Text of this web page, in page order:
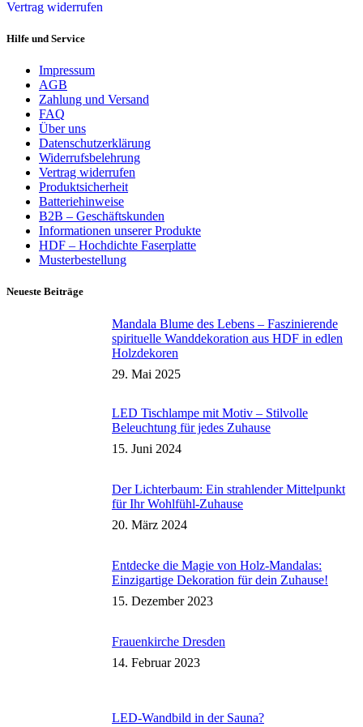
Vertrag widerrufen
Hilfe und Service
Impressum
AGB
Zahlung und Versand
FAQ
Über uns
Datenschutzerklärung
Widerrufsbelehrung
Vertrag widerrufen
Produktsicherheit
Batteriehinweise
B2B – Geschäftskunden
Informationen unserer Produkte
HDF – Hochdichte Faserplatte
Musterbestellung
Neueste Beiträge
Mandala Blume des Lebens – Faszinierende
spirituelle Wanddekoration aus HDF in edlen
Holzdekoren
29. Mai 2025
LED Tischlampe mit Motiv – Stilvolle
Beleuchtung für jedes Zuhause
15. Juni 2024
Der Lichterbaum: Ein strahlender Mittelpunkt
für Ihr Wohlfühl-Zuhause
20. März 2024
Entdecke die Magie von Holz-Mandalas:
Einzigartige Dekoration für dein Zuhause!
15. Dezember 2023
Frauenkirche Dresden
14. Februar 2023
LED-Wandbild in der Sauna?